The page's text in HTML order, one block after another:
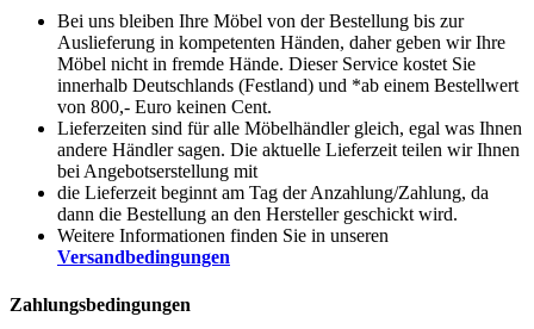
Bei uns bleiben Ihre Möbel von der Bestellung bis zur
Auslieferung in kompetenten Händen, daher geben wir Ihre
Möbel nicht in fremde Hände. Dieser Service kostet Sie
innerhalb Deutschlands (Festland) und *ab einem Bestellwert
von 800,- Euro keinen Cent.
Lieferzeiten sind für alle Möbelhändler gleich, egal was Ihnen
andere Händler sagen. Die aktuelle Lieferzeit teilen wir Ihnen
bei Angebotserstellung mit
die Lieferzeit beginnt am Tag der Anzahlung/Zahlung, da
dann die Bestellung an den Hersteller geschickt wird.
Weitere Informationen finden Sie in unseren
Versandbedingungen
Zahlungsbedingungen